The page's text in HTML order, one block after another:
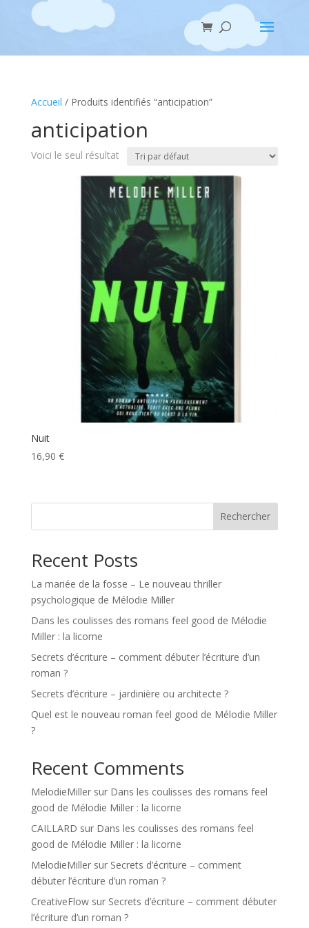
Accueil / Produits identifiés “anticipation”
anticipation
Voici le seul résultat
Nuit
16,90 €
Rechercher
Recent Posts
La mariée de la fosse – Le nouveau thriller
psychologique de Mélodie Miller
Dans les coulisses des romans feel good de Mélodie
Miller : la licorne
Secrets d’écriture – comment débuter l’écriture d’un
roman ?
Secrets d’écriture – jardinière ou architecte ?
Quel est le nouveau roman feel good de Mélodie Miller
?
Recent Comments
MelodieMillersur Dans les coulisses des romans feel
good de Mélodie Miller : la licorne
CAILLARD sur Dans les coulisses des romans feel
good de Mélodie Miller : la licorne
MelodieMillersur Secrets d’écriture – comment
débuter l’écriture d’un roman ?
CreativeFlowsur Secrets d’écriture – comment débuter
l’écriture d’un roman ?